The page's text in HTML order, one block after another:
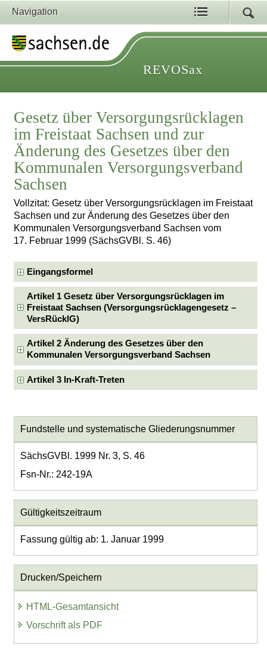
Navigation
REVOSax
Gesetz über Versorgungsrücklagen
im Freistaat Sachsen und zur
Änderung des Gesetzes über den
Kommunalen Versorgungsverband
Sachsen
Vollzitat: Gesetz über Versorgungsrücklagen im Freistaat
Sachsen und zur Änderung des Gesetzes über den
Kommunalen Versorgungsverband Sachsen vom
17. Februar 1999 (SächsGVBl. S. 46)
Eingangsformel
Artikel 1 Gesetz über Versorgungsrücklagen im
Freistaat Sachsen (Versorgungsrücklagengesetz –
VersRücklG)
Artikel 2 Änderung des Gesetzes über den
Kommunalen Versorgungsverband Sachsen
Artikel 3 In-Kraft-Treten
Fundstelle und systematische Gliederungsnummer
SächsGVBl. 1999 Nr. 3, S. 46
Fsn-Nr.: 242-19A
Gültigkeitszeitraum
Fassung gültig ab: 1. Januar 1999
Drucken/Speichern
HTML-Gesamtansicht
Vorschrift als PDF